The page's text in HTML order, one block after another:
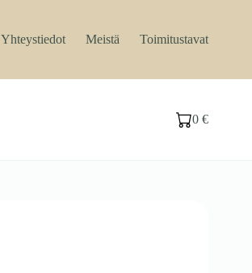
Yhteystiedot Meistä Toimitustavat
Ostoskori
0€